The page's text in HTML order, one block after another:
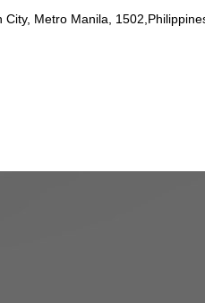
Metro Manila,